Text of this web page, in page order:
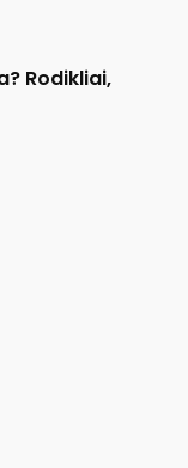
Rodikliai,